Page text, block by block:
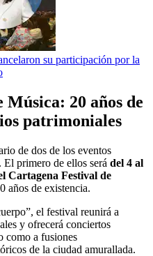
su participación por la
20 años de
patrimoniales
de dos de los eventos
El primero de ellos será del 4 al
Cartagena Festival de
años de existencia.
el festival reunirá a
y ofrecerá conciertos
como a fusiones
de la ciudad amurallada.